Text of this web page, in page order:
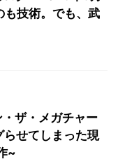
も技術。でも、武
・ザ・メガチャー
せてしまった現
~